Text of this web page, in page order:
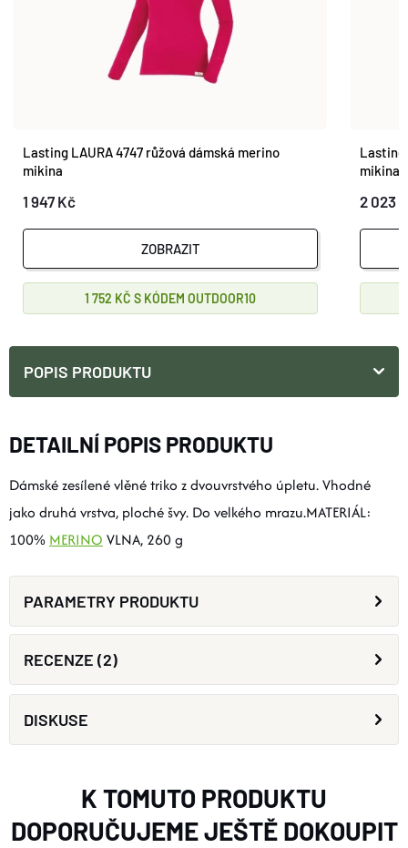
Lasting LAURA 4747 růžová dámská merino
mikina
1 947 Kč
ZOBRAZIT
1 752 KČ OUTDOOR10
Lasting
mikina
2 023
POPIS PRODUKTU
DETAILNÍ POPIS PRODUKTU
Dámské zesílené vlěné triko z dvouvrstvého úpletu. Vhodné
jako druhá vrstva, ploché švy. Do velkého mrazu.MATERIÁL:
100% MERINO VLNA, 260 g
PARAMETRY PRODUKTU
RECENZE (2)
DISKUSE
K TOMUTO PRODUKTU
DOPORUČUJEME JEŠTĚ DOKOUPIT